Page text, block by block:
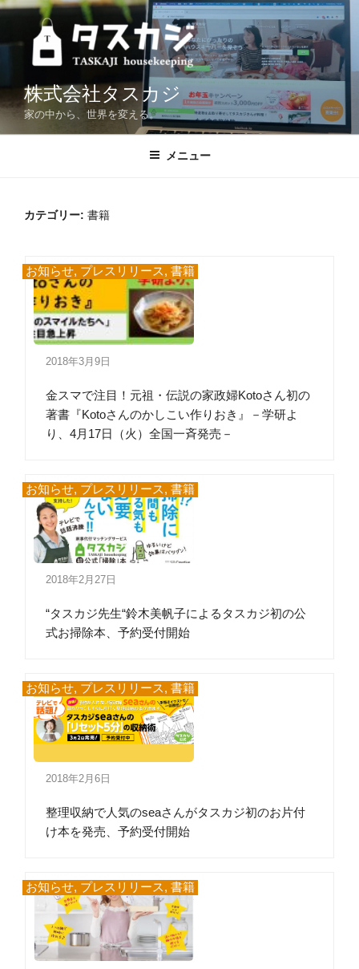
コ
テ
ツ
へ
株式会社タスカジ
家の中から、世界を変える。
メニュー
カテゴリー: 書籍
お知らせ, プレスリリース, 書籍
2018年3月9日
金スマで注目！元祖・伝説の家政婦Kotoさん初の
著書『Kotoさんのかしこい作りおき』－学研よ
り、4月17日（火）全国一斉発売－
お知らせ, プレスリリース, 書籍
2018年2月27日
“タスカジ先生“鈴木美帆子によるタスカジ初の公
式お掃除本、予約受付開始
お知らせ, プレスリリース, 書籍
2018年2月6日
整理収納で人気のseaさんがタスカジ初のお片付
け本を発売、予約受付開始
お知らせ, プレスリリース, 書籍